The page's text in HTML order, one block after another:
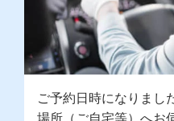
ご予約日時になりまし
場所（ご自宅等）へお